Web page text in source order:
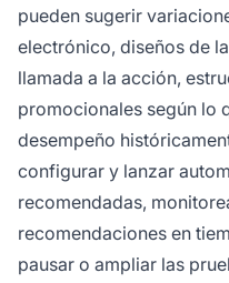
pueden sugerir
electrónico, diseños de
llamada a la acción,
promocionales según lo
desempeño
configurar y lanzar
recomendadas,
recomendaciones en
pausar o ampliar las